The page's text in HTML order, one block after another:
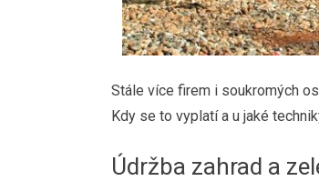
Stále více firem i soukromých
Kdy se to vyplatí a u jaké
Údržba zahrad a